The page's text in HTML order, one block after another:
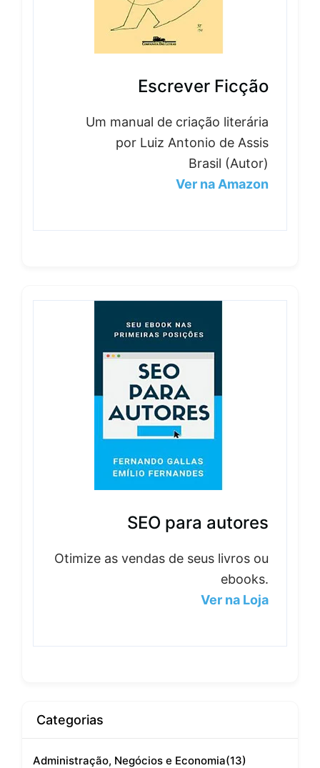
Escrever Ficção
Um manual de criação literária
por Luiz Antonio de Assis
Brasil (Autor)
Ver na Amazon
SEO para autores
Otimize as vendas de seus livros ou
ebooks.
Ver na Loja
Categorias
Administração, Negócios e Economia(13)